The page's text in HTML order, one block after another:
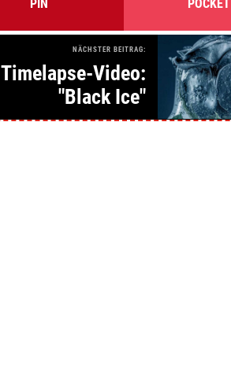
PIN POCKET
NÄCHSTER BEITRAG:
Timelapse-Video:
"Black Ice"